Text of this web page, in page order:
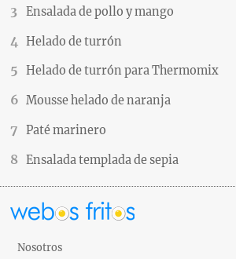
Ensalada de pollo y mango
Helado de turrón
Helado de turrón para Thermomix
Mousse helado de naranja
Paté marinero
Ensalada templada de sepia
Nosotros